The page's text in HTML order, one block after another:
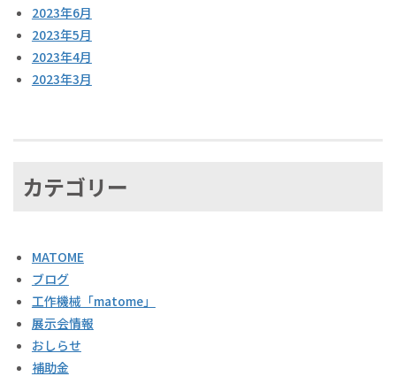
2023年6月
2023年5月
2023年4月
2023年3月
カテゴリー
MATOME
ブログ
工作機械「matome」
展示会情報
おしらせ
補助金